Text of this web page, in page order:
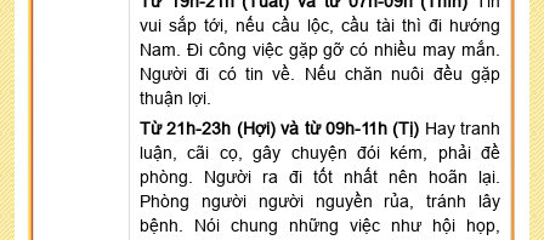
vui sắp tới, nếu cầu lộc, cầu tài thì đi hướng
Nam. Đi công việc gặp gỡ có nhiều may mắn.
Người đi có tin về. Nếu chăn nuôi đều gặp
thuận lợi.
Từ 21h-23h (Hợi) và từ 09h-11h (Tị) Hay tranh
luận, cãi cọ, gây chuyện đói kém, phải đề
phòng. Người ra đi tốt nhất nên hoãn lại.
Phòng người người nguyền rủa, tránh lây
bệnh. Nói chung những việc như hội họp,